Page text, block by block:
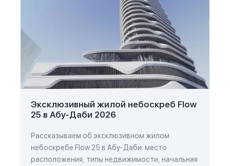
Эксклюзивный жилой небоскреб Flow
25 в Абу-Даби 2026
Рассказываем об эксклюзивном жилом
небоскребе Flow 25 в Абу-Даби: место
расположения, типы недвижимости, начальная